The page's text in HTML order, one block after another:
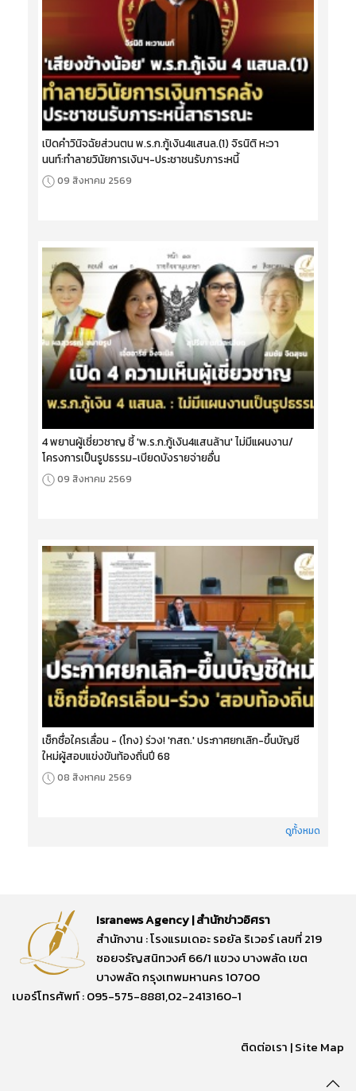
เปิดคำวินิจฉัยส่วนตน พ.ร.ก.กู้เงิน4แสนล.(1) จิรนิติ หะวา
นนท์:ทำลายวินัยการเงินฯ-ประชาชนรับภาระหนี้
09 สิงหาคม 2569
4 พยานผู้เชี่ยวชาญ ชี้ 'พ.ร.ก.กู้เงิน4แสนล้าน' ไม่มีแผนงาน/
โครงการเป็นรูปธรรม-เบียดบังรายจ่ายอื่น
09 สิงหาคม 2569
เช็กชื่อใครเลื่อน - (โกง) ร่วง! 'กสถ.' ประกาศยกเลิก-ขึ้นบัญชี
ใหม่ผู้สอบแข่งขันท้องถิ่นปี 68
08 สิงหาคม 2569
ดูทั้งหมด
Isranews Agency | สำนักข่าวอิศรา
สำนักงาน : โรงแรมเดอะ รอยัล ริเวอร์ เลขที่ 219
ซอยจรัญสนิทวงศ์ 66/1 แขวง บางพลัด เขต
บางพลัด กรุงเทพมหานคร 10700
เบอร์โทรศัพท์ : 095-575-8881,02-2413160-1
ติดต่อเรา |Site Map